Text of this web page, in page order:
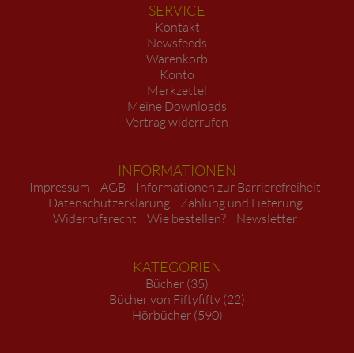
SERVICE
Kontakt
Newsfeeds
Warenkorb
Konto
Merkzettel
Meine Downloads
Vertrag widerrufen
INFORMATIONEN
Impressum AGB
Informationen zur Barrierefreiheit
Datenschutzerklärung
Zahlung und Lieferung
Widerrufsrecht
Wie bestellen? Newsletter
KATEGORIEN
Bücher (35)
Bücher von Fiftyfifty (22)
Hörbücher (590)